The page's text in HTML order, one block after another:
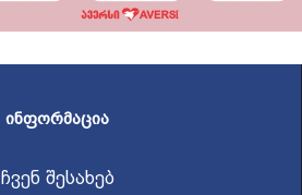
ᲘᲜᲤᲝᲠᲛᲐᲪᲘᲐ
ჩვენ შესახებ